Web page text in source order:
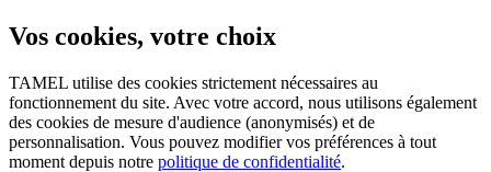
Vos cookies, votre choix
TAMEL utilise des cookies strictement nécessaires au
fonctionnement du site. Avec votre accord, nous utilisons également
des cookies de mesure d'audience (anonymisés) et de
personnalisation. Vous pouvez modifier vos préférences à tout
moment depuis notre politique de confidentialité.